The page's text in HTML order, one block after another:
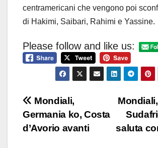
centramericani che vengono poi
di Hakimi, Saibari, Rahimi e Yassine.
Please follow and like us:
Navigazione
articoli
saluta
Mondiali,
Germania ko, Costa
d’Avorio avanti